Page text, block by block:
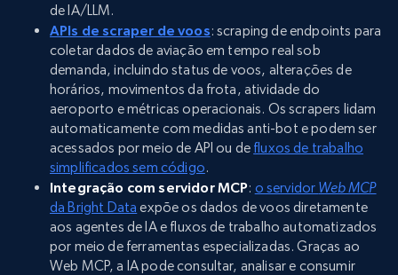
de IA/LLM.
APIs de scraper de voos: scraping de endpoints para
coletar dados de aviação em tempo real sob
demanda, incluindo status de voos, alterações de
horários, movimentos da frota, atividade do
aeroporto e métricas operacionais. Os scrapers lidam
automaticamente com medidas anti-bot e podem ser
acessados por meio de API ou de fluxos de trabalho
simplificados sem código.
Integração com servidor MCP: o servidor Web MCP
da Bright Data expõe os dados de voos diretamente
aos agentes de IA e fluxos de trabalho automatizados
por meio de ferramentas especializadas. Graças ao
Web MCP, a IA pode consultar, analisar e consumir